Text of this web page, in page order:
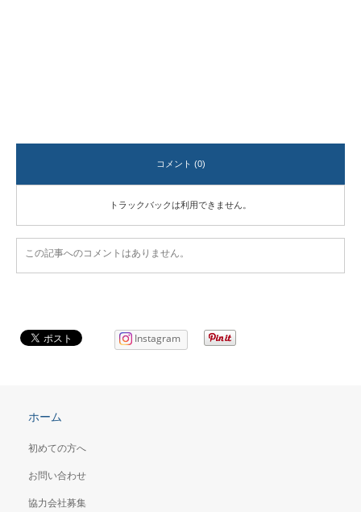
コメント (0)
トラックバックは利用できません。
この記事へのコメントはありません。
Instagram
ホーム
初めての方へ
お問い合わせ
協力会社募集